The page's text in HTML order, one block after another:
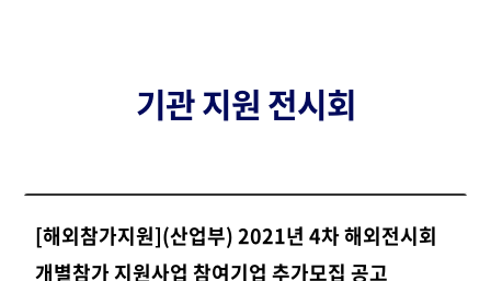
기관 지원 전시회
[해외참가지원](산업부) 2021년 4차 해외전시회
개별참가 지원사업 참여기업 추가모집 공고